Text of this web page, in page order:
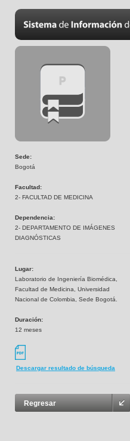
Sede:
Bogotá
Facultad:
2- FACULTAD DE MEDICINA
Dependencia:
2- DEPARTAMENTO DE IMÁGENES
DIAGNÓSTICAS
Lugar:
Laboratorio de Ingeniería Biomédica,
Facultad de Medicina, Universidad
Nacional de Colombia, Sede Bogotá.
Duración:
12 meses
Descargar resultado de búsqueda
Regresar